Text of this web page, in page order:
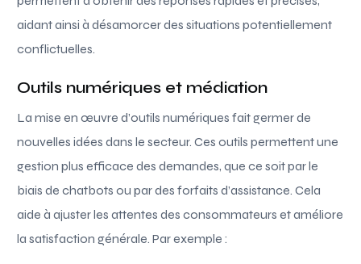
aidant ainsi à désamorcer des situations potentiellement
conflictuelles.
Outils numériques et médiation
La mise en œuvre d’outils numériques fait germer de
nouvelles idées dans le secteur. Ces outils permettent une
gestion plus efficace des demandes, que ce soit par le
biais de chatbots ou par des forfaits d’assistance. Cela
aide à ajuster les attentes des consommateurs et améliore
la satisfaction générale. Par exemple :